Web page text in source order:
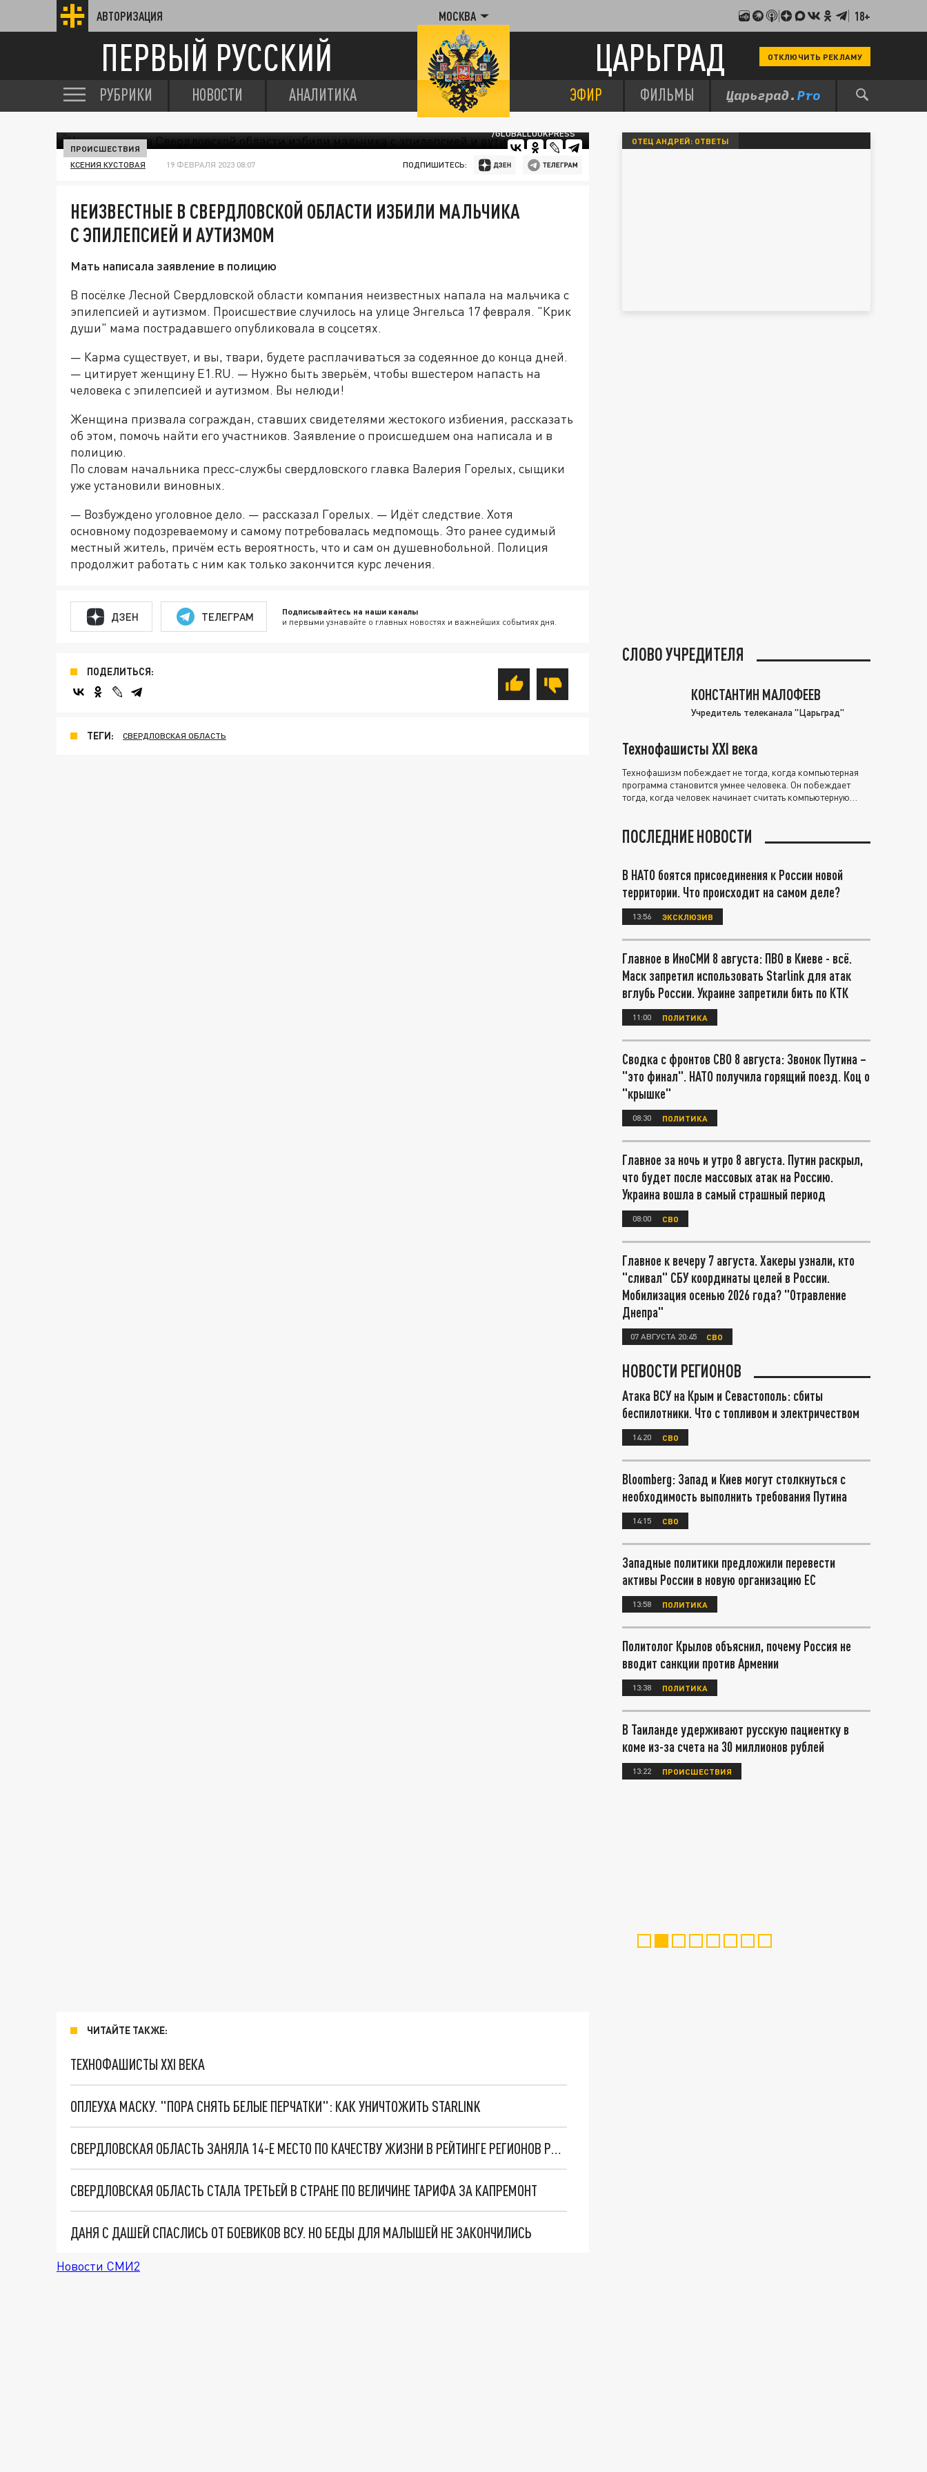
АВТОРИЗАЦИЯ МОСКВА 18+
ПЕРВЫЙ РУССКИЙ ЦАРЬГРАД ОТКЛЮЧИТЬ РЕКЛАМУ
РУБРИКИ НОВОСТИ АНАЛИТИКА ЭФИР ФИЛЬМЫ
/GLOBALLOOKPRESS
ПРОИСШЕСТВИЯ
КСЕНИЯ КУСТОВАЯ 19 ФЕВРАЛЯ 2023 08:07 ПОДПИШИТЕСЬ:
НЕИЗВЕСТНЫЕ В СВЕРДЛОВСКОЙ ОБЛАСТИ ИЗБИЛИ МАЛЬЧИКА
С ЭПИЛЕПСИЕЙ И АУТИЗМОМ
Мать написала заявление в полицию
В посёлке Лесной Свердловской области компания неизвестных напала на мальчика с
эпилепсией и аутизмом. Происшествие случилось на улице Энгельса 17 февраля. "Крик
души" мама пострадавшего опубликовала в соцсетях.
— Карма существует, и вы, твари, будете расплачиваться за содеянное до конца дней.
— цитирует женщину Е1.RU. — Нужно быть зверьём, чтобы вшестером напасть на
человека с эпилепсией и аутизмом. Вы нелюди!
Женщина призвала сограждан, ставших свидетелями жестокого избиения, рассказать
об этом, помочь найти его участников. Заявление о происшедшем она написала и в
полицию.
По словам начальника пресс-службы свердловского главка Валерия Горелых, сыщики
уже установили виновных.
— Возбуждено уголовное дело. — рассказал Горелых. — Идёт следствие. Хотя
основному подозреваемому и самому потребовалась медпомощь. Это ранее судимый
местный житель, причём есть вероятность, что и сам он душевнобольной. Полиция
продолжит работать с ним как только закончится курс лечения.
ДЗЕН ТЕЛЕГРАМ Подписывайтесь на наши каналы
и первыми узнавайте о главных новостях и важнейших событиях дня.
ПОДЕЛИТЬСЯ:
ТЕГИ: СВЕРДЛОВСКАЯ ОБЛАСТЬ
ЧИТАЙТЕ ТАКЖЕ:
ТЕХНОФАШИСТЫ XXI ВЕКА
ОПЛЕУХА МАСКУ. "ПОРА СНЯТЬ БЕЛЫЕ ПЕРЧАТКИ": КАК УНИЧТОЖИТЬ STARLINK
СВЕРДЛОВСКАЯ ОБЛАСТЬ ЗАНЯЛА 14-Е МЕСТО ПО КАЧЕСТВУ ЖИЗНИ В РЕЙТИНГЕ РЕГИОНОВ РОССИИ
СВЕРДЛОВСКАЯ ОБЛАСТЬ СТАЛА ТРЕТЬЕЙ В СТРАНЕ ПО ВЕЛИЧИНЕ ТАРИФА ЗА КАПРЕМОНТ
ДАНЯ С ДАШЕЙ СПАСЛИСЬ ОТ БОЕВИКОВ ВСУ. НО БЕДЫ ДЛЯ МАЛЫШЕЙ НЕ ЗАКОНЧИЛИСЬ
Новости СМИ2
ОТЕЦ АНДРЕЙ: ОТВЕТЫ
СЛОВО УЧРЕДИТЕЛЯ
КОНСТАНТИН МАЛОФЕЕВ
Учредитель телеканала "Царьград"
Технофашисты XXI века
Технофашизм побеждает не тогда, когда компьютерная
программа становится умнее человека. Он побеждает
тогда, когда человек начинает считать компьютерную
ПОСЛЕДНИЕ НОВОСТИ
В НАТО боятся присоединения к России новой
территории. Что происходит на самом деле?
13:56 ЭКСКЛЮЗИВ
Главное в ИноСМИ 8 августа: ПВО в Киеве - всё.
Маск запретил использовать Starlink для атак
вглубь России. Украине запретили бить по КТК
11:00 ПОЛИТИКА
Сводка с фронтов СВО 8 августа: Звонок Путина –
"это финал". НАТО получила горящий поезд. Коц о
"крышке"
08:30 ПОЛИТИКА
Главное за ночь и утро 8 августа. Путин раскрыл,
что будет после массовых атак на Россию.
Украина вошла в самый страшный период
08:00 СВО
Главное к вечеру 7 августа. Хакеры узнали, кто
"сливал" СБУ координаты целей в России.
Мобилизация осенью 2026 года? "Отравление
Днепра"
07 АВГУСТА 20:45 СВО
НОВОСТИ РЕГИОНОВ
Атака ВСУ на Крым и Севастополь: сбиты
беспилотники. Что с топливом и электричеством
14:20 СВО
Bloomberg: Запад и Киев могут столкнуться с
необходимость выполнить требования Путина
14:15 СВО
Западные политики предложили перевести
активы России в новую организацию ЕС
13:58 ПОЛИТИКА
Политолог Крылов объяснил, почему Россия не
вводит санкции против Армении
13:38 ПОЛИТИКА
В Таиланде удерживают русскую пациентку в
коме из-за счета на 30 миллионов рублей
13:22 ПРОИСШЕСТВИЯ